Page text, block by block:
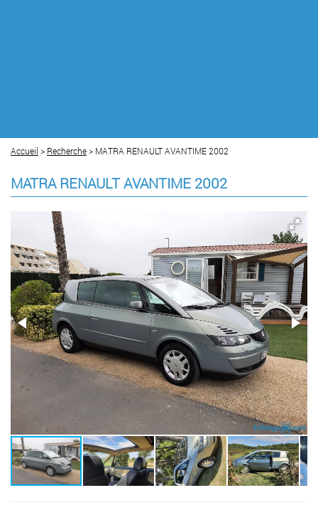
Accueil > Recherche> MATRA RENAULT AVANTIME 2002
MATRA RENAULT AVANTIME 2002